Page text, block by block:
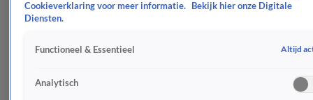
Cookieverklaring voor meer informatie.
Bekijk hier onze Digitale
Diensten.
Functioneel & Essentieel Altijd
Analytisch